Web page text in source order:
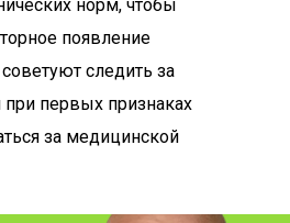
норм, чтобы
появление
следить за
первых признаках
за медицинской